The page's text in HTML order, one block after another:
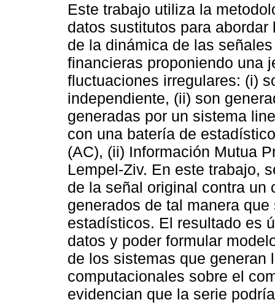
Este trabajo utiliza la
datos sustitutos para abordar
de la dinámica de las
financieras proponiendo una
fluctuaciones irregulares: (i)
independiente, (ii) son
generadas por un sistema
con una batería de
(AC), (ii) Información Mutua
Lempel-Ziv. En este trabajo,
de la señal original contra un
generados de tal manera
estadísticos. El resultado es
datos y poder formular
de los sistemas que generan
computacionales sobre el
evidencian que la serie